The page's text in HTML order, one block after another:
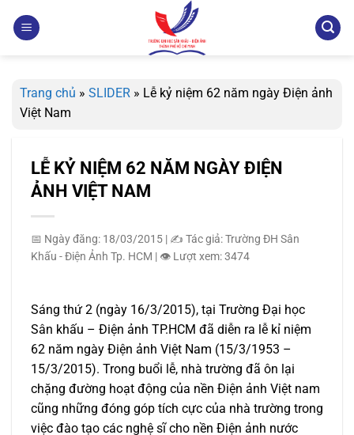
qua
Trang chủ » SLIDER » Lễ kỷ niệm 62 năm ngày Điện ảnh
Việt Nam
LỄ KỶ NIỆM 62 NĂM NGÀY ĐIỆN
ẢNH VIỆT NAM
📅 Ngày đăng: 18/03/2015 | ✍️ Tác giả: Trường ĐH Sân
Khấu - Điện Ảnh Tp. HCM | 👁️ Lượt xem: 3474
Sáng thứ 2 (ngày 16/3/2015), tại Trường Đại học
Sân khấu – Điện ảnh TP.HCM đã diễn ra lễ kỉ niệm
62 năm ngày Điện ảnh Việt Nam (15/3/1953 –
15/3/2015). Trong buổi lễ, nhà trường đã ôn lại
chặng đường hoạt động của nền Điện ảnh Việt nam
cũng những đóng góp tích cực của nhà trường trong
việc đào tạo các nghệ sĩ cho nền Điện ảnh nước